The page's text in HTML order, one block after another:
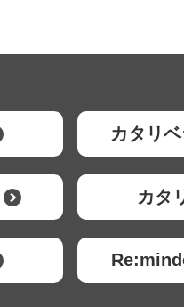
カタリ
カタ